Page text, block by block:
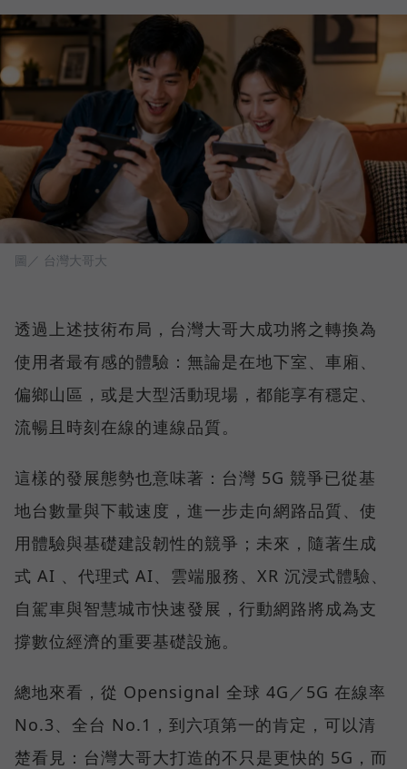
圖／ 台灣大哥大
透過上述技術布局，台灣大哥大成功將之轉換為
使用者最有感的體驗：無論是在地下室、車廂、
偏鄉山區，或是大型活動現場，都能享有穩定、
流暢且時刻在線的連線品質。
這樣的發展態勢也意味著：台灣 5G 競爭已從基
地台數量與下載速度，進一步走向網路品質、使
用體驗與基礎建設韌性的競爭；未來，隨著生成
式 AI 、代理式 AI、雲端服務、XR 沉浸式體驗、
自駕車與智慧城市快速發展，行動網路將成為支
撐數位經濟的重要基礎設施。
總地來看，從 Opensignal 全球 4G／5G 在線率
No.3、全台 No.1，到六項第一的肯定，可以清
楚看見：台灣大哥大打造的不只是更快的 5G，而